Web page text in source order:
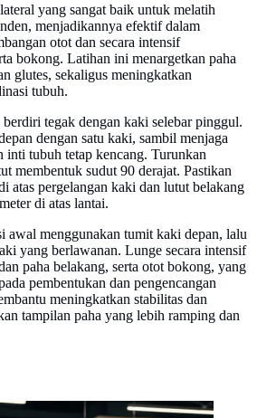
yang sangat baik untuk melatih
menjadikannya efektif dalam
otot dan secara intensif
bokong. Latihan ini menargetkan paha
glutes, sekaligus meningkatkan
tubuh.
tegak dengan kaki selebar pinggul.
dengan satu kaki, sambil menjaga
inti tubuh tetap kencang. Turunkan
membentuk sudut 90 derajat. Pastikan
atas pergelangan kaki dan lutut belakang
di atas lantai.
awal menggunakan tumit kaki depan, lalu
yang berlawanan. Lunge secara intensif
paha belakang, serta otot bokong, yang
pembentukan dan pengencangan
meningkatkan stabilitas dan
tampilan paha yang lebih ramping dan